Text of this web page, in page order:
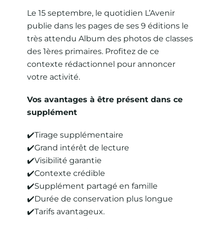
Le 15 septembre, le quotidien L’Avenir
publie dans les pages de ses 9 éditions le
très attendu Album des photos de classes
des 1ères primaires. Profitez de ce
contexte rédactionnel pour annoncer
votre activité.
Vos avantages à être présent dans ce
supplément
✔️Tirage supplémentaire
✔️Grand intérêt de lecture
✔️Visibilité garantie
✔️Contexte crédible
✔️Supplément partagé en famille
✔️Durée de conservation plus longue
✔️Tarifs avantageux.